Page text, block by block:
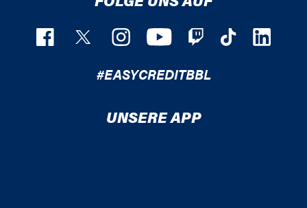
#EASYCREDITBBL
UNSERE APP